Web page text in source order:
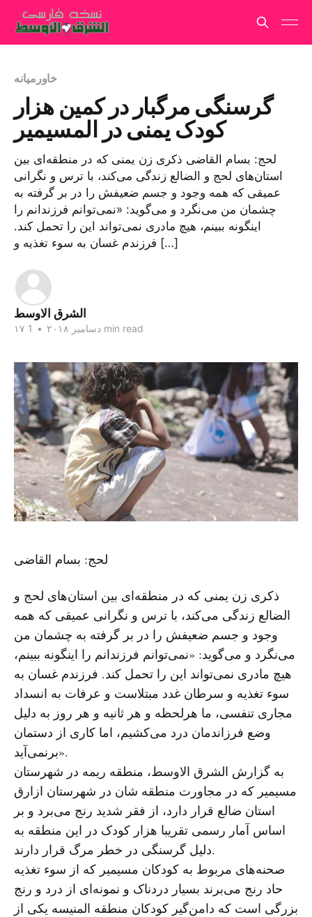
خاورمیانه
گرسنگی مرگبار در کمین هزار
کودک یمنی در المسیمیر
لحج: بسام القاضی ذکری زن یمنی که در منطقه‌ای بین
استان‌های لحج و الضالع زندگی می‌کند، با ترس و نگرانی
عمیقی که همه وجود و جسم ضعیفش را در بر گرفته به
چشمان من می‌نگرد و می‌گوید: «نمی‌توانم فرزندانم را
اینگونه ببینم، هیچ مادری نمی‌تواند این را تحمل کند.
فرزندم غسان به سوء تغذیه و […]
الشرق الاوسط
۱۷ دسامبر ۲۰۱۸ • 1 min read
لحج: بسام القاضی
ذکری زن یمنی که در منطقه‌ای بین استان‌های لحج و
الضالع زندگی می‌کند، با ترس و نگرانی عمیقی که همه
وجود و جسم ضعیفش را در بر گرفته به چشمان من
می‌نگرد و می‌گوید: «نمی‌توانم فرزندانم را اینگونه ببینم،
هیچ مادری نمی‌تواند این را تحمل کند. فرزندم غسان به
سوء تغذیه و سرطان غدد مبتلاست و عرفات به انسداد
مجاری تنفسی، ما هرلحظه و هر ثانیه و هر روز به دلیل
وضع فرزاندمان درد می‌کشیم، اما کاری از دستمان
برنمی‌آید».
به گزارش الشرق الاوسط، منطقه ریمه در شهرستان
مسیمیر که در مجاورت منطقه شان در شهرستان ازارق
استان ضالع قرار دارد، از فقر شدید رنج می‌برد و بر
اساس آمار رسمی تقریبا هزار کودک در این منطقه به
دلیل گرسنگی در خطر مرگ قرار دارند.
صحنه‌های مربوط به کودکان مسیمیر که از سوء تغذیه
حاد رنج می‌برند بسیار دردناک و نمونه‌ای از درد و رنج
بزرگی است که دامن‌گیر کودکان منطقه المنیسه یکی از